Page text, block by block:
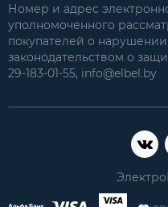
Номер и адрес
уполномоченного
покупателей о
законодательством о
29-183-01-55, info@elbel.by